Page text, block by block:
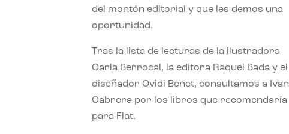
del montón editorial y que les demos una
oportunidad.
Tras la lista de lecturas de la ilustradora
Carla Berrocal, la editora Raquel Bada y el
diseñador Ovidi Benet, consultamos a Ivan
Cabrera por los libros que recomendaría
para Flat.